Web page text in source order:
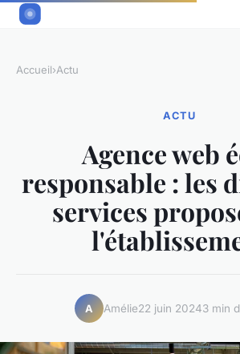
Accueil›Actu
ACTU
Agence web
responsable : les
services
A Amélie22 juin 20243 min